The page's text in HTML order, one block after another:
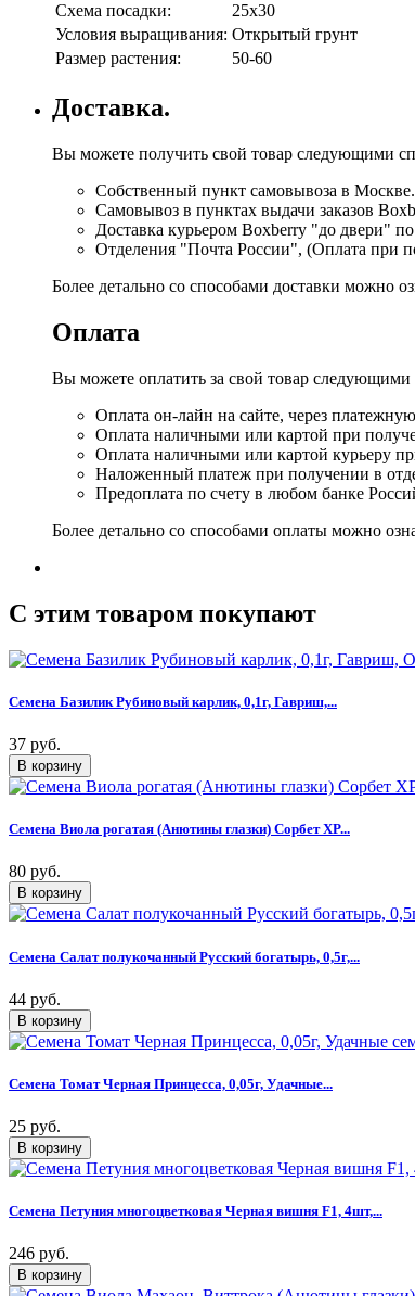
Схема посадки:
25х30
Условия выращивания: Открытый грунт
Размер растения:
50-60
Доставка.
Вы можете получить свой товар следующими
Собственный пункт самовывоза в Москве.
Самовывоз в пунктах выдачи заказов
Доставка курьером Boxberry "до двери"
Отделения "Почта России", (Оплата при
Более детально со способами доставки можно
Оплата
Вы можете оплатить за свой товар следующими
Оплата он-лайн на сайте, через
Оплата наличными или картой при
Оплата наличными или картой курьеру
Наложенный платеж при получении в
Предоплата по счету в любом банке
Более детально со способами оплаты можно
C этим товаром покупают
Семена Базилик Рубиновый карлик, 0,1г, Гавриш,...
37 руб.
Семена Виола рогатая (Анютины глазки) Сорбет XP...
80 руб.
Семена Салат полукочанный Русский богатырь, 0,5г,...
44 руб.
Семена Томат Черная Принцесса, 0,05г, Удачные...
25 руб.
Семена Петуния многоцветковая Черная вишня F1, 4шт,...
246 руб.